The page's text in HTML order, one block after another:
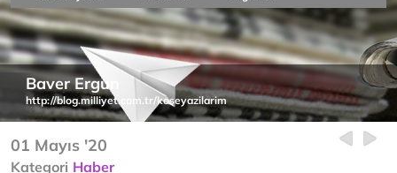
Baver Ergun
http://blog.milliyet.com.tr/koseyazilarim
01 Mayıs '20
Kategori Haber